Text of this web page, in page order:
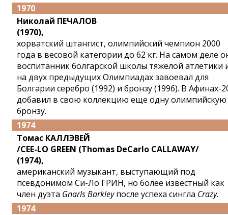
1970
Николай ПЕЧАЛОВ
(1970),
хорватский штангист, олимпийский чемпион 2000
года в весовой категории до 62 кг. На самом деле
воспитанник болгарской школы тяжелой атлетики
на двух предыдущих Олимпиадах завоевал для
Болгарии серебро (1992) и бронзу (1996). В Афинах-
добавил в свою коллекцию еще одну олимпийскую
бронзу.
1974
Томас КАЛЛЭВЕЙ
/CEE-LO GREEN (Thomas DeCarlo CALLAWAY/
(1974),
американский музыкант, выступающий под
псевдонимом Си-Ло ГРИН, но более известный как
член дуэта Gnarls Barkleyпосле успеха сингла Crazy.
1974